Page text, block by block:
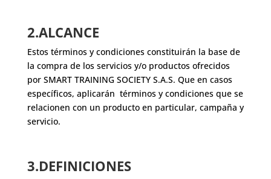
2.ALCANCE
Estos términos y condiciones constituirán la base de
la compra de los servicios y/o productos ofrecidos
por SMART TRAINING SOCIETY S.A.S. Que en casos
específicos, aplicarán términos y condiciones que se
relacionen con un producto en particular, campaña y
servicio.
3.DEFINICIONES